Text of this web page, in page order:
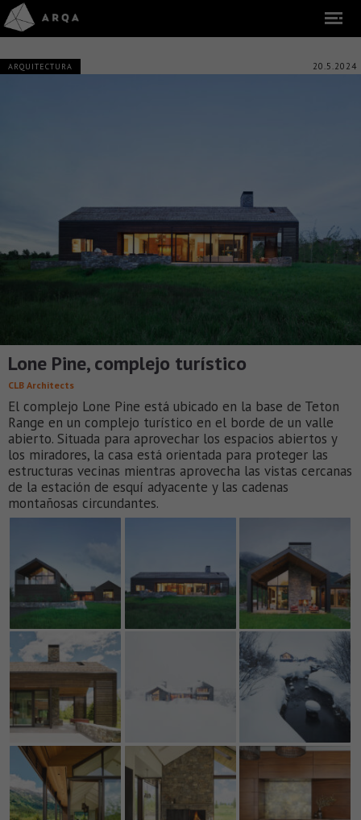
ARQUITECTURA 20.5.2024
Lone Pine, complejo turístico
CLB Architects
El complejo Lone Pine está ubicado en la base de Teton
Range en un complejo turístico en el borde de un valle
abierto. Situada para aprovechar los espacios abiertos y
los miradores, la casa está orientada para proteger las
estructuras vecinas mientras aprovecha las vistas cercanas
de la estación de esquí adyacente y las cadenas
montañosas circundantes.